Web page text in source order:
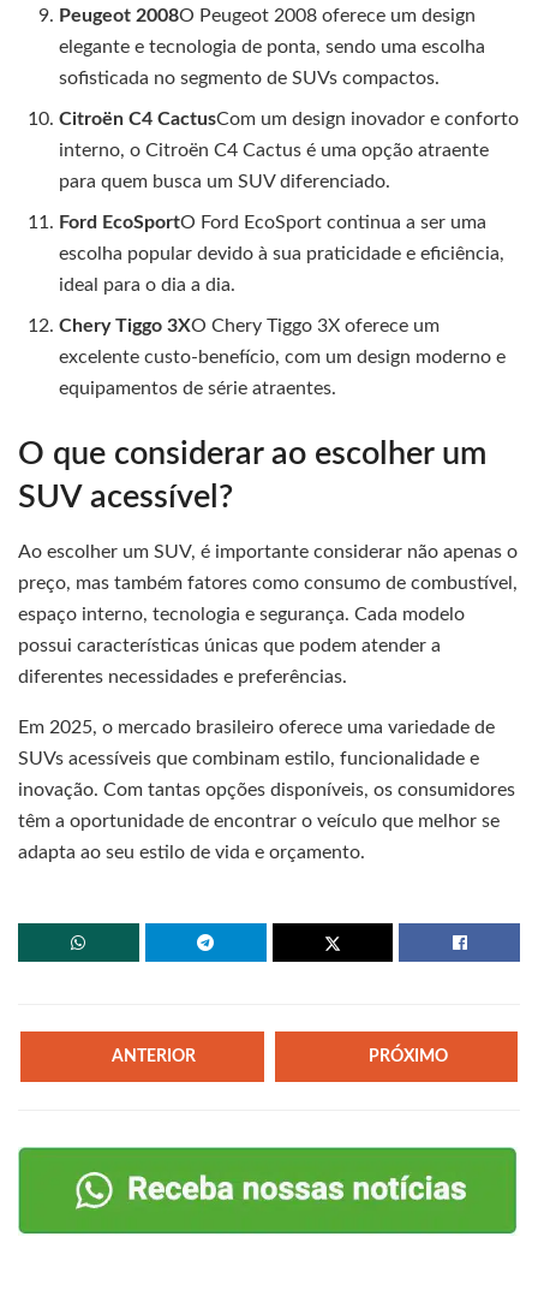
Peugeot 2008O Peugeot 2008 oferece um design
elegante e tecnologia de ponta, sendo uma escolha
sofisticada no segmento de SUVs compactos.
Citroën C4 CactusCom um design inovador e conforto
interno, o Citroën C4 Cactus é uma opção atraente
para quem busca um SUV diferenciado.
Ford EcoSportO Ford EcoSport continua a ser uma
escolha popular devido à sua praticidade e eficiência,
ideal para o dia a dia.
Chery Tiggo 3XO Chery Tiggo 3X oferece um
excelente custo-benefício, com um design moderno e
equipamentos de série atraentes.
O que considerar ao escolher um
SUV acessível?
Ao escolher um SUV, é importante considerar não apenas o
preço, mas também fatores como consumo de combustível,
espaço interno, tecnologia e segurança. Cada modelo
possui características únicas que podem atender a
diferentes necessidades e preferências.
Em 2025, o mercado brasileiro oferece uma variedade de
SUVs acessíveis que combinam estilo, funcionalidade e
inovação. Com tantas opções disponíveis, os consumidores
têm a oportunidade de encontrar o veículo que melhor se
adapta ao seu estilo de vida e orçamento.
ANTERIOR PRÓXIMO